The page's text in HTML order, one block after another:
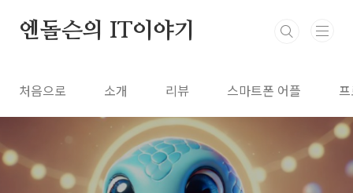
엔돌슨의 IT이야기
처음으로 소개 리뷰 스마트폰 어플